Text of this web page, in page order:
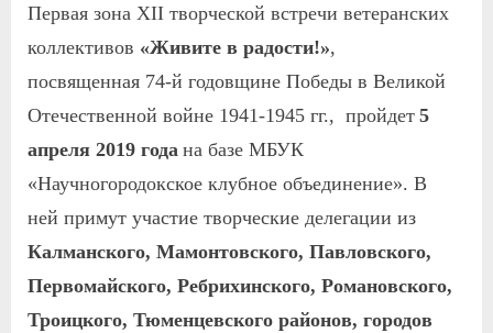
Первая зона XII творческой встречи ветеранских
коллективов «Живите в радости!»,
посвященная 74-й годовщине Победы в Великой
Отечественной войне 1941-1945 гг., пройдет 5
апреля 2019 года на базе МБУК
«Научногородокское клубное объединение». В
ней примут участие творческие делегации из
Калманского, Мамонтовского, Павловского,
Первомайского, Ребрихинского, Романовского,
Троицкого, Тюменцевского районов, городов